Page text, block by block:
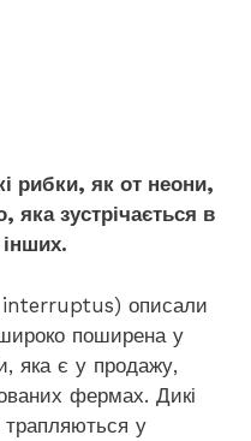
рибки, як от неони,
яка зустрічається в
описали
поширена у
яка є у продажу,
фермах. Дикі
трапляються у